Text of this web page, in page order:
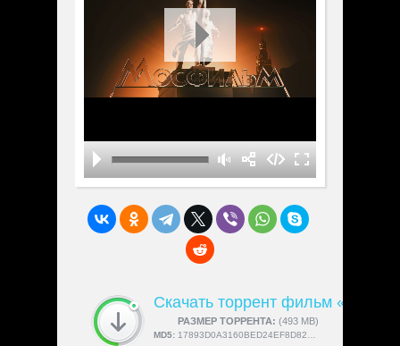
Скачать торрент фильм «Не для
РАЗМЕР ТОРРЕНТА: (493 MB)
СКАЧАЛИ:4189
MD5: 17893D0A3160BED24EF8D8209ECEEA42